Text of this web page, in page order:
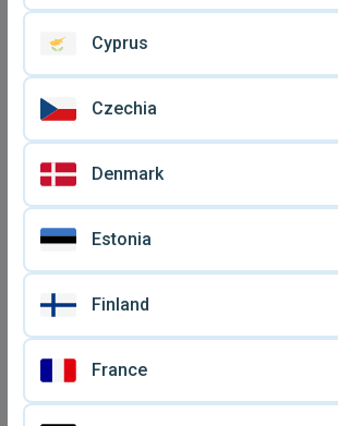
Yugioh Trap Hole κάρτα
20
Cyprus
Czechia
Denmark
Estonia
Finland
France